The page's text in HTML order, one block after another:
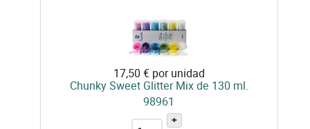
17,50 € por unidad
Chunky Sweet Glitter Mix de 130 ml.
98961
+